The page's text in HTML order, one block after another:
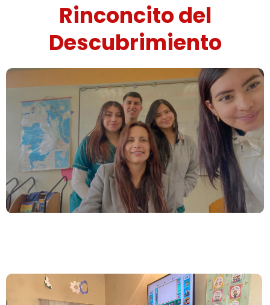
Rinconcito del
Descubrimiento